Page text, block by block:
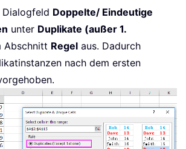
Dialogfeld Doppelte/ Eindeutige
unter Duplikate (außer 1.
Abschnitt Regel aus. Dadurch
nach dem ersten